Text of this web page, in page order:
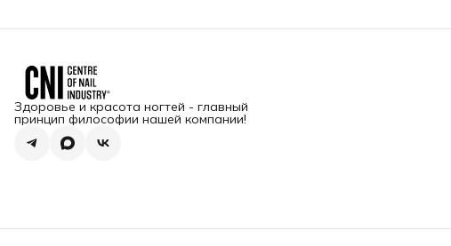
Здоровье и красота ногтей - главный
принцип философии нашей компании!